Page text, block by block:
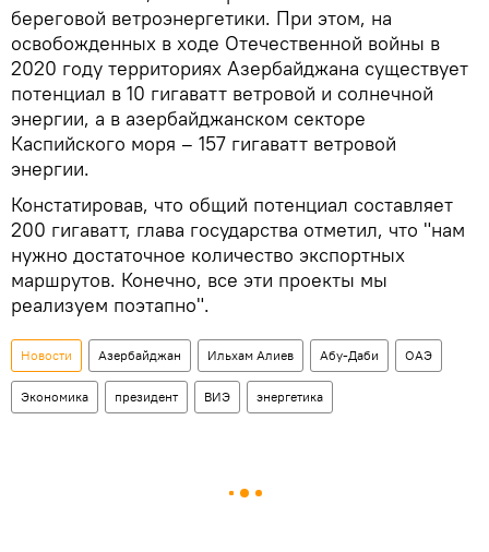
береговой ветроэнергетики. При этом, на
освобожденных в ходе Отечественной войны в
2020 году территориях Азербайджана существует
потенциал в 10 гигаватт ветровой и солнечной
энергии, а в азербайджанском секторе
Каспийского моря – 157 гигаватт ветровой
энергии.
Констатировав, что общий потенциал составляет
200 гигаватт, глава государства отметил, что "нам
нужно достаточное количество экспортных
маршрутов. Конечно, все эти проекты мы
реализуем поэтапно".
Новости Азербайджан Ильхам Алиев Абу-Даби ОАЭ
Экономика президент ВИЭ энергетика